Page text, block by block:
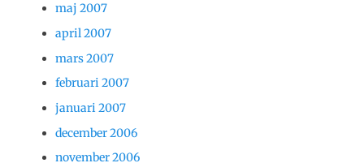
maj 2007
april 2007
mars 2007
februari 2007
januari 2007
december 2006
november 2006